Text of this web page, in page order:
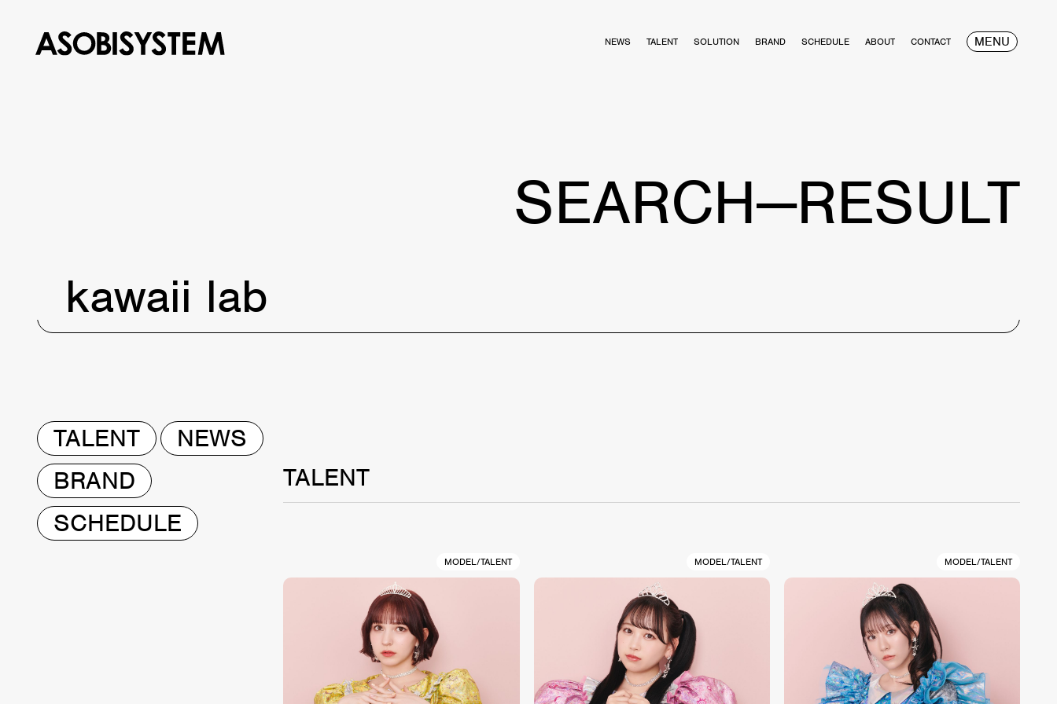
NEWS TALENT SOLUTION BRAND SCHEDULE ABOUT CONTACT MENU
SEARCH—RESULT
kawaii lab
TALENT
NEWS
BRAND
SCHEDULE
TALENT
MODEL/TALENT MODEL/TALENT MODEL/TALENT